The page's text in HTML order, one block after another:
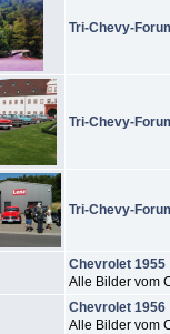
Tri-Chevy-
Tri-Chevy-
Tri-Chevy-
Chevrolet 1955
Alle Bilder vom
Chevrolet 1956
Alle Bilder vom